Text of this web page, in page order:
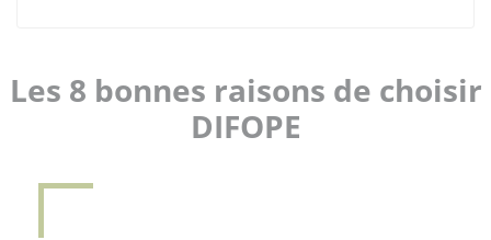
Les 8 bonnes raisons de choisir
DIFOPE